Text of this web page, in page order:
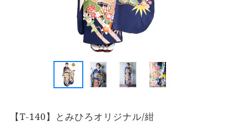
【T-140】とみひろオリジナル/紺